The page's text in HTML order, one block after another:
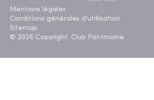
Mentions légales
Conditions générales d'utillisation
Sitemap
© 2026 Copyright. Club Patrimoine